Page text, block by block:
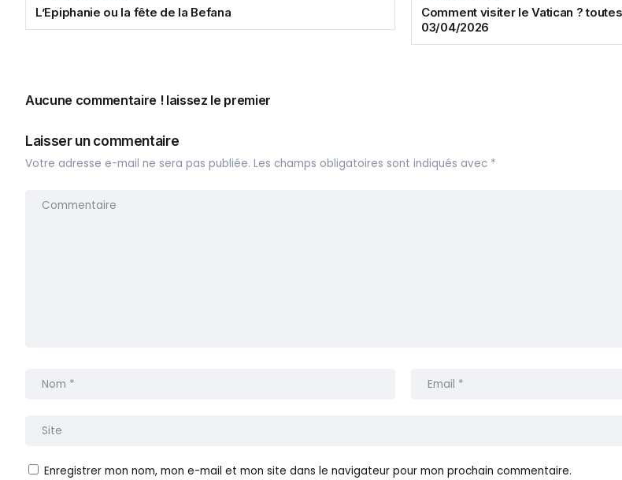
L’Epiphanie ou la fête de la Befana
Comment visiter le Vatican ?
03/04/2026
Aucune commentaire ! laissez le premier
Laisser un commentaire
Votre adresse e-mail ne sera pas publiée. Les champs obligatoires sont indiqués avec *
Enregistrer mon nom, mon e-mail et mon site dans le navigateur pour mon prochain commentaire.